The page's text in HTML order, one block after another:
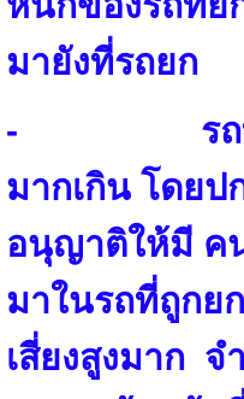
มายังที่รถยก
- รถที่มีผู้
มากเกิน โดยป
อนุญาติให้มี ค
มาในรถที่ถูกยก
เสี่ยงสูงมาก จ